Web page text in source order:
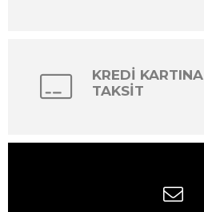
KREDİ KARTINA
TAKSİT